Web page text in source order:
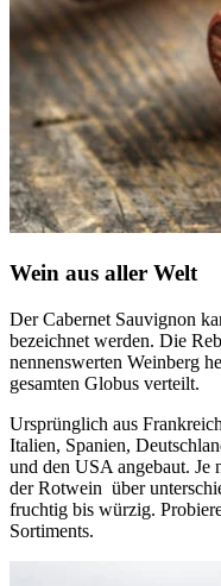
Wein aus aller Welt
Der Cabernet Sauvignon
bezeichnet werden. Die
nennenswerten Weinberg
gesamten Globus verteilt.
Ursprünglich aus
Italien, Spanien,
und den USA angebaut.
der Rotwein über
fruchtig bis würzig.
Sortiments.